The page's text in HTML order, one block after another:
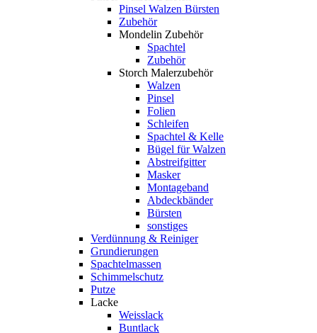
Pinsel Walzen Bürsten
Zubehör
Mondelin Zubehör
Spachtel
Zubehör
Storch Malerzubehör
Walzen
Pinsel
Folien
Schleifen
Spachtel & Kelle
Bügel für Walzen
Abstreifgitter
Masker
Montageband
Abdeckbänder
Bürsten
sonstiges
Verdünnung & Reiniger
Grundierungen
Spachtelmassen
Schimmelschutz
Putze
Lacke
Weisslack
Buntlack